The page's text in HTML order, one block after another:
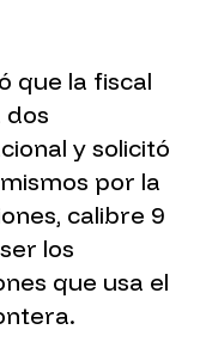
que la fiscal
dos
y solicitó
por la
calibre 9
los
que usa el